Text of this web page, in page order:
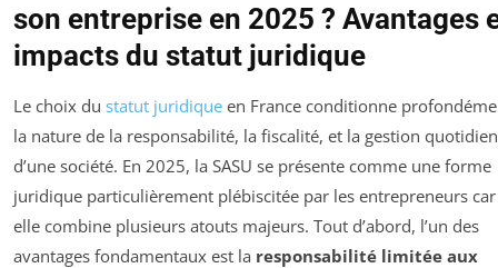
son entreprise en 2025 ? Avantages
impacts du statut juridique
Le choix du statut juridique en France conditionne
la nature de la responsabilité, la fiscalité, et la gestion
d’une société. En 2025, la SASU se présente comme une forme
juridique particulièrement plébiscitée par les entrepreneurs car
elle combine plusieurs atouts majeurs. Tout d’abord, l’un des
avantages fondamentaux est la responsabilité limitée aux